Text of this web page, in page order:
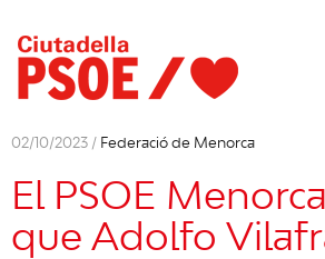
02/10/2023 / Federació de Menorca
El PSOE
que Adolfo